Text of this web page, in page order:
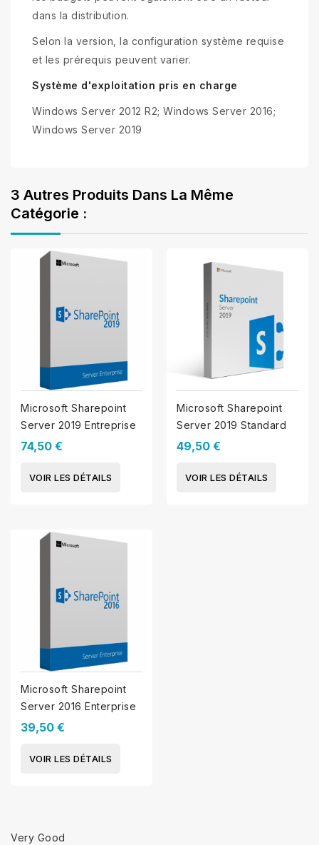
dans la distribution.
Selon la version, la configuration système requise
et les prérequis peuvent varier.
Système d'exploitation pris en charge
Windows Server 2012 R2; Windows Server 2016;
Windows Server 2019
3 Autres Produits Dans La Même
Catégorie :
Microsoft Sharepoint
Server 2019 Entreprise
74,50 €
VOIR LES DÉTAILS
Microsoft Sharepoint
Server 2019 Standard
49,50 €
VOIR LES DÉTAILS
Microsoft Sharepoint
Server 2016 Enterprise
39,50 €
VOIR LES DÉTAILS
Very Good